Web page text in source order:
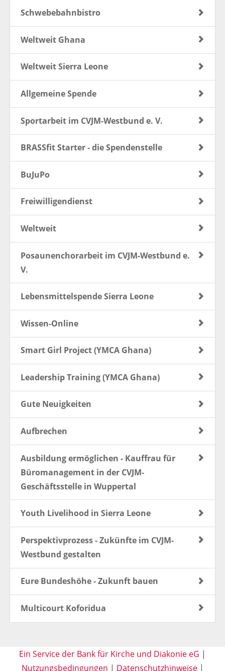
Schwebebahnbistro
Weltweit Ghana
Weltweit Sierra Leone
Allgemeine Spende
Sportarbeit im CVJM-Westbund e. V.
BRASSfit Starter - die Spendenstelle
BuJuPo
Freiwilligendienst
Weltweit
Posaunenchorarbeit im CVJM-Westbund e.
V.
Lebensmittelspende Sierra Leone
Wissen-Online
Smart Girl Project (YMCA Ghana)
Leadership Training (YMCA Ghana)
Gute Neuigkeiten
Aufbrechen
Ausbildung ermöglichen - Kauffrau für
Büromanagement in der CVJM-
Geschäftsstelle in Wuppertal
Youth Livelihood in Sierra Leone
Perspektivprozess - Zukünfte im CVJM-
Westbund gestalten
Eure Bundeshöhe - Zukunft bauen
Multicourt Koforidua
Ein Service der Bank für Kirche und Diakonie eG |
Nutzungsbedingungen | Datenschutzhinweise|